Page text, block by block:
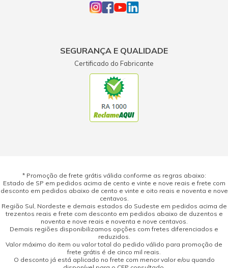
SEGURANÇA E QUALIDADE
Certificado do Fabricante
* Promoção de frete grátis válida conforme as regras abaixo:
Estado de SP em pedidos acima de cento e vinte e nove reais e frete com
desconto em pedidos abaixo de cento e vinte e oito reais e noventa e nove
centavos.
Região Sul, Nordeste e demais estados do Sudeste em pedidos acima de
trezentos reais e frete com desconto em pedidos abaixo de duzentos e
noventa e nove reais e noventa e nove centavos.
Demais regiões disponibilizamos opções com fretes diferenciados e
reduzidos.
Valor máximo do item ou valor total do pedido válido para promoção de
frete grátis é de cinco mil reais.
O desconto já está aplicado no frete com menor valor e/ou quando